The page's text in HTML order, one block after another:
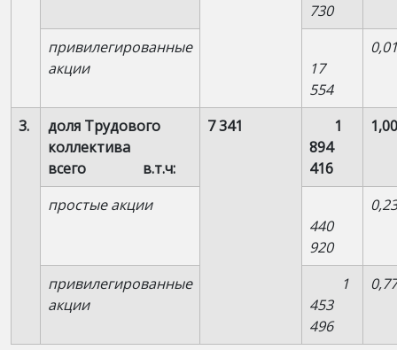
730
привилегированные
акции
17
554
0,01
3.
доля Трудового
коллектива
всего в.т.ч:
7 341
1
894
416
1,00
простые акции
440
920
0,23
привилегированные
акции
1
453
496
0,77